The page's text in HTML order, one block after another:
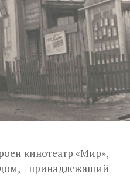
кинотеатр «Мир»,
принадлежащий